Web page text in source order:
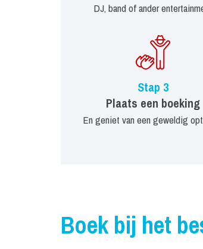
DJ, band of ander
Stap 3
Plaats een boeking
En geniet van een geweldig
Boek bij het